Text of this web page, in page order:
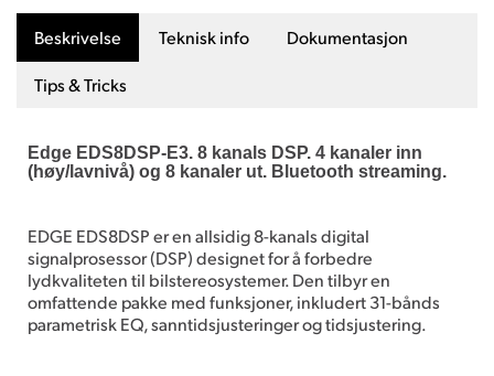
Beskrivelse Teknisk info Dokumentasjon
Tips & Tricks
Edge EDS8DSP-E3. 8 kanals DSP. 4 kanaler inn
(høy/lavnivå) og 8 kanaler ut. Bluetooth streaming.
EDGE EDS8DSP er en allsidig 8-kanals digital
signalprosessor (DSP) designet for å forbedre
lydkvaliteten til bilstereosystemer. Den tilbyr en
omfattende pakke med funksjoner, inkludert 31-bånds
parametrisk EQ, sanntidsjusteringer og tidsjustering.